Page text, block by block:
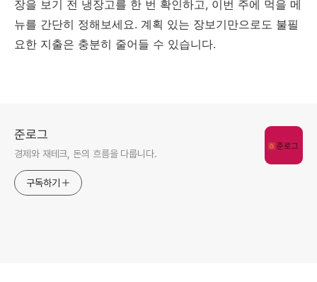
장을 보기 전 냉장고를 한 번 확인하고, 이번 주에 먹을 메
뉴를 간단히 정해보세요. 계획 있는 장보기만으로도 불필
요한 지출은 충분히 줄어들 수 있습니다.
준로그
경제와 재테크, 돈의 흐름을 다룹니다.
구독하기